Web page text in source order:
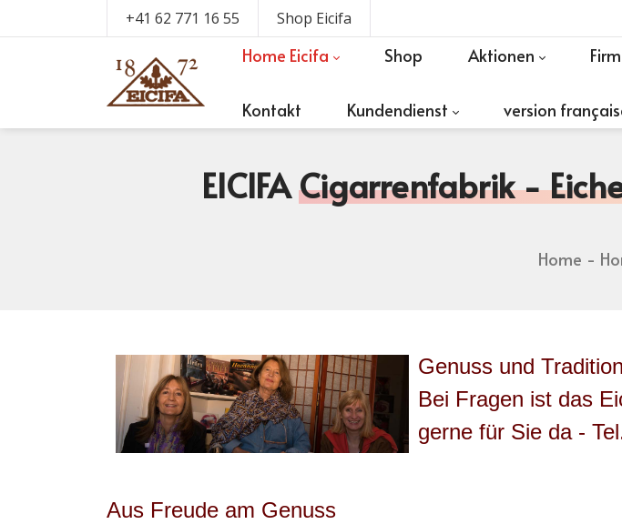
+41 62 771 16 55 Shop Eicifa
Home Eicifa Shop Aktionen
Kontakt Kundendienst version
EICIFACigarrenfabrik -
Home
Genuss und
Bei Fragen ist das
gerne für Sie da -
Aus Freude am Genuss